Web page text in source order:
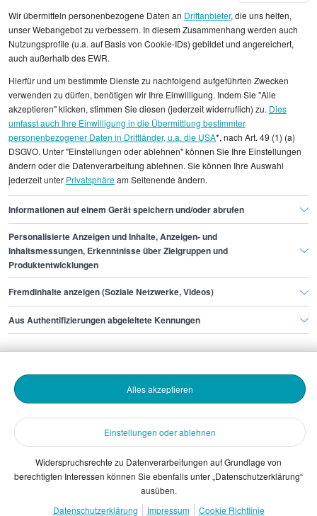
Interessiert an Jobs aus einer anderen
ich finde sie für dich.
Suche starten
Finde den Job,
der zu dir passt.
Bewerbende
The Stepstone Group GmbH © 2026
Wir übermitteln personenbezogene Daten an Drittanbieter, die uns helfen,
unser Webangebot zu verbessern. In diesem Zusammenhang werden auch
Nutzungsprofile (u.a. auf Basis von Cookie-IDs) gebildet und angereichert,
auch außerhalb des EWR.
Hierfür und um bestimmte Dienste zu nachfolgend aufgeführten Zwecken
verwenden zu dürfen, benötigen wir Ihre Einwilligung. Indem Sie "Alle
akzeptieren" klicken, stimmen Sie diesen (jederzeit widerruflich) zu. Dies
umfasst auch Ihre Einwilligung in die Übermittlung bestimmter
personenbezogener Daten in Drittländer, u.a. die USA*, nach Art. 49 (1) (a)
DSGVO. Unter "Einstellungen oder ablehnen" können Sie Ihre Einstellungen
ändern oder die Datenverarbeitung ablehnen. Sie können Ihre Auswahl
jederzeit unter Privatsphäream Seitenende ändern.
Informationen auf einem Gerät speichern und/oder abrufen
Personalisierte Anzeigen und Inhalte, Anzeigen- und
Inhaltsmessungen, Erkenntnisse über Zielgruppen und
Produktentwicklungen
Fremdinhalte anzeigen (Soziale Netzwerke, Videos)
Aus Authentifizierungen abgeleitete Kennungen
Einstellungen oder ablehnen
Alles akzeptieren
Widerspruchsrechte zu Datenverarbeitungen auf Grundlage von
berechtigten Interessen können Sie ebenfalls unter „Datenschutzerklärung“
ausüben.
Datenschutzerklärung
Impressum Cookie Richtlinie